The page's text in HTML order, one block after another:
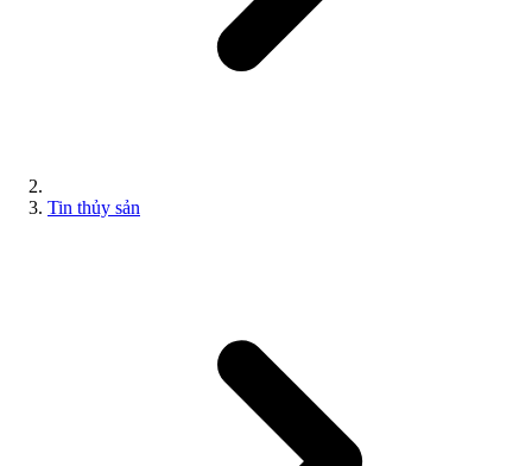
Tin thủy sản